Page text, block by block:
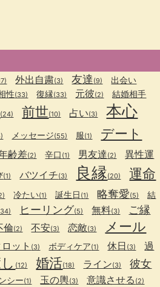
外出自粛(3) 友達 (9) 出会い
性(33) 復縁(33) 元彼(2) 結婚相手
(24) 前世(10) 占い(3) 本心
メッセージ(55) 服(1) デート
齢差(2) 辛口 (1) 男友達(2) 異性運
(1) バツイチ(3) 良縁(20)
運命
冷たい(1) 誕生日 (1) 略奪愛(5)
結
ヒーリング(5) 無料(3) ご縁
倫(2) 不安(3) 恋敵(3) メール
ット (3) ボディケア(1) 休日 (3)
過
(12) 婚活(18) ライン(3)
彼女
シー(1) 玉の輿(3) 意識させる (2)